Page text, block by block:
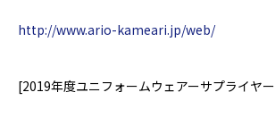
http://www.ario-kameari.jp/web/
[2019年度ユニフォームウェアーサプライヤー